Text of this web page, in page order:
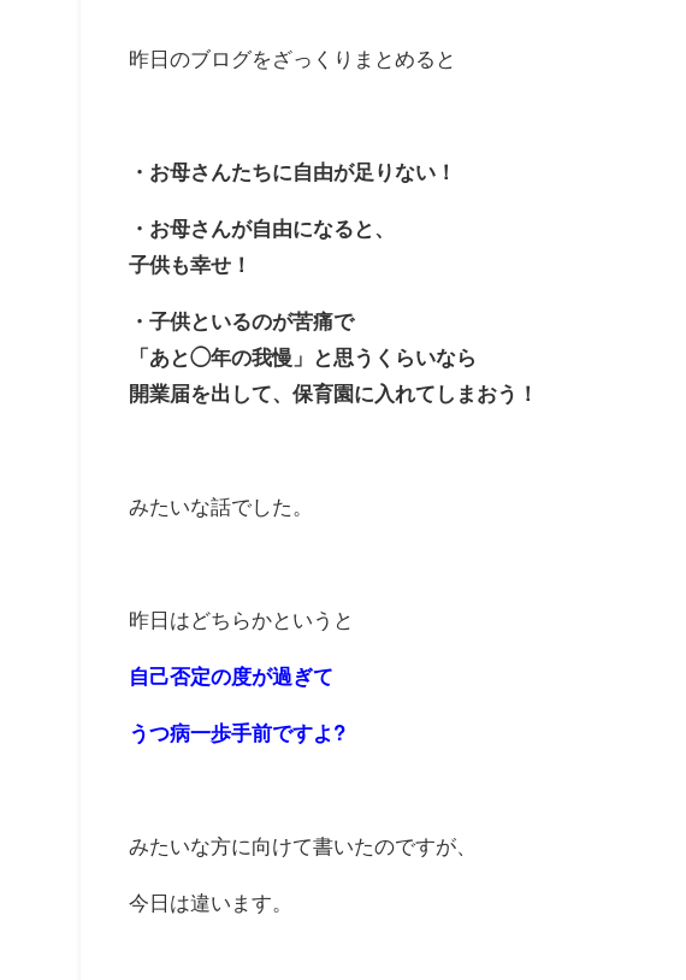
昨日のブログをざっくりまとめると
・お母さんたちに自由が足りない！
・お母さんが自由になると、
子供も幸せ！
・子供といるのが苦痛で
「あと◯年の我慢」と思うくらいなら
開業届を出して、保育園に入れてしまおう！
みたいな話でした。
昨日はどちらかというと
自己否定の度が過ぎて
うつ病一歩手前ですよ?
みたいな方に向けて書いたのですが、
今日は違います。